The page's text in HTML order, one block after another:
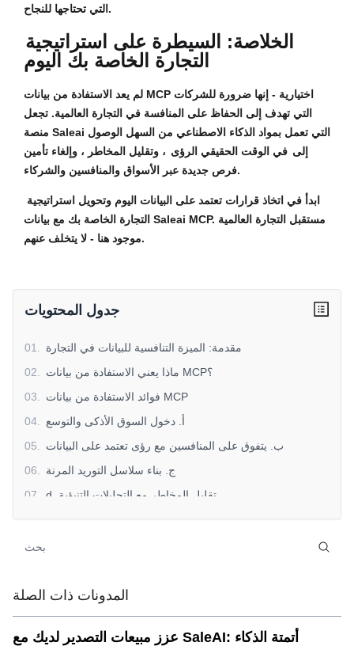
التي تحتاجها للنجاح.
الخلاصة: السيطرة على استراتيجية
التجارة الخاصة بك اليوم
لم يعد الاستفادة من بيانات MCP اختيارية - إنها ضرورة للشركات
التي تهدف إلى الحفاظ على المنافسة في التجارة العالمية. تجعل
منصة Saleai التي تعمل بمواد الذكاء الاصطناعي من السهل الوصول
إلى في الوقت الحقيقي الرؤى ، وتقليل المخاطر ، وإلغاء تأمين
فرص جديدة عبر الأسواق والمنافسين والشركاء.
ابدأ في اتخاذ قرارات تعتمد على البيانات اليوم وتحويل استراتيجية
التجارة الخاصة بك مع بيانات Saleai MCP. مستقبل التجارة العالمية
موجود هنا - لا يتخلف عنهم.
جدول المحتويات
01
مقدمة: الميزة التنافسية للبيانات في التجارة
02
ماذا يعني الاستفادة من بيانات MCP؟
03
فوائد الاستفادة من بيانات MCP
04
أ. دخول السوق الأذكى والتوسع
05
ب. يتفوق على المنافسين مع رؤى تعتمد على البيانات
06
ج. بناء سلاسل التوريد المرنة
07
d. تقليل المخاطر مع التحليلات التنبؤية
08.
كيفية البدء في الاستفادة من بيانات MCP مع Saleai
09.
11
12. الخلاصة: السيطرة على استراتيجية التجارة الخاصة بك اليوم
المدونات ذات الصلة
عزز مبيعات التصدير لديك مع SaleAI: أتمتة الذكاء